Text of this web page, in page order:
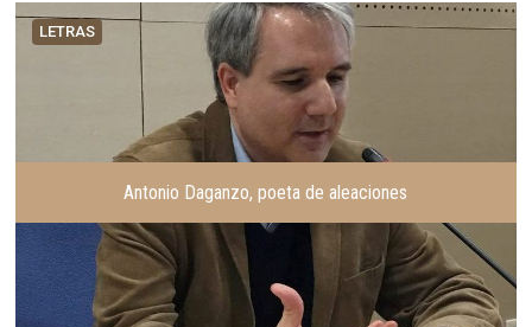
LETRAS
Antonio Daganzo, poeta de aleaciones